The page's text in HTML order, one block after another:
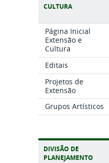
CULTURA
Página Inicial
Extensão e
Cultura
Editais
Projetos de
Extensão
Grupos Artísticos
DIVISÃO DE
PLANEJAMENTO